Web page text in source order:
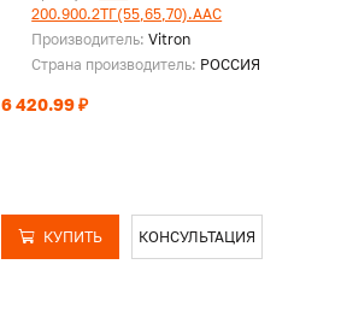
200.900.2ТГ(55,65,70).ААС
Производитель:Vitron
Страна производитель: РОССИЯ
6 420.99 ₽
КУПИТЬ КОНСУЛЬТАЦИЯ